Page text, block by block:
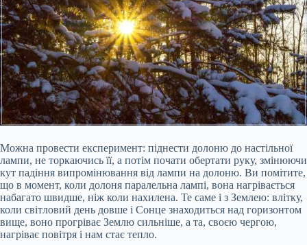
Можна провести експеримент: піднести долоню до настільної
лампи, не торкаючись її, а потім почати обертати руку, змінюючи
кут падіння випромінювання від лампи на долоню. Ви помітите,
що в момент, коли долоня паралельна лампі, вона нагрівається
набагато швидше, ніж коли нахилена. Те саме і з Землею: влітку,
коли світловий день довше і Сонце знаходиться над горизонтом
вище, воно прогріває Землю сильніше, а та, своєю чергою,
нагріває повітря і нам стає тепло.